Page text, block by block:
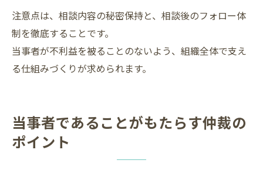
注意点は、相談内容の秘密保持と、相談後のフォロー体
制を徹底することです。
当事者が不利益を被ることのないよう、組織全体で支え
る仕組みづくりが求められます。
当事者であることがもたらす仲裁の
ポイント